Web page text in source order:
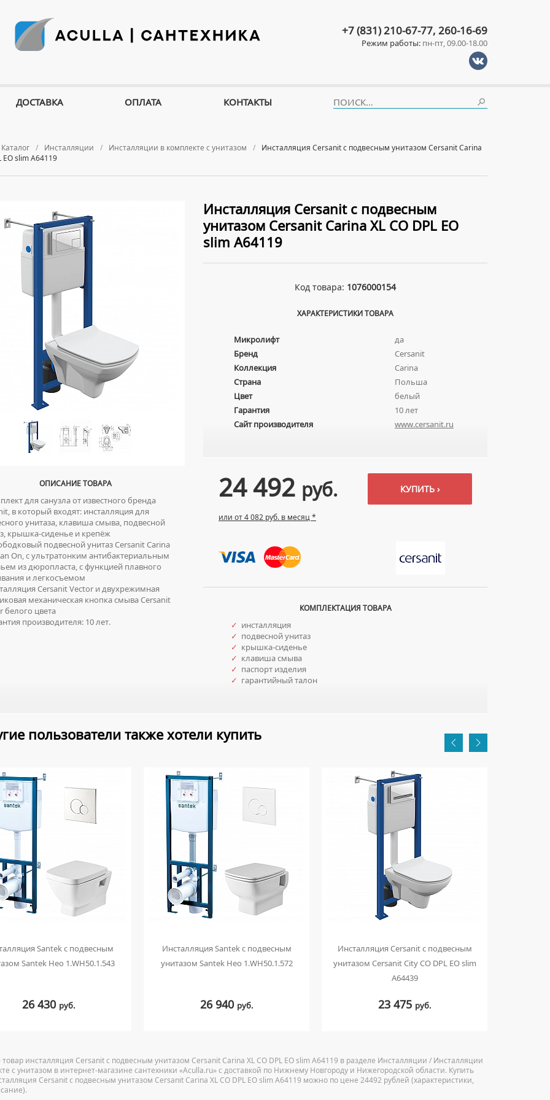
Каталог Инсталляции Инсталляции в комплекте с унитазом
Инсталляция Cersanit с подвесным унитазом Cersanit Carina
EO slim A64119
ОПИСАНИЕ ТОВАРА
для санузла от известного бренда
в который входят: инсталляция для
унитаза, клавиша смыва, подвесной
крышка-сиденье и крепёж
подвесной унитаз Cersanit Carina
On, с ультратонким антибактериальным
из дюропласта, с функцией плавного
и легкосъемом
Cersanit Vector и двухрежимная
механическая кнопка смыва Cersanit
белого цвета
производителя: 10 лет.
Инсталляция Cersanit с подвесным
унитазом Cersanit Carina XL CO DPL EO
slim A64119
Код товара: 1076000154
ХАРАКТЕРИСТИКИ ТОВАРА
Микролифт
да
Бренд
Cersanit
Коллекция
Carina
Страна
Польша
Цвет
белый
Гарантия
10 лет
Сайт производителя
www.cersanit.ru
24 492 руб.
или от 4 082 руб. в месяц *
КУПИТЬ ›
КОМПЛЕКТАЦИЯ ТОВАРА
✓ инсталляция
✓ подвесной унитаз
✓ крышка-сиденье
✓ клавиша смыва
✓ паспорт изделия
✓ гарантийный талон
пользователи также хотели купить
Santek с подвесным
Santek Нео 1.WH50.1.543
26 430 руб.
Инсталляция Santek с подвесным
унитазом Santek Нео 1.WH50.1.572
26 940 руб.
Инсталляция Cersanit с подвесным
унитазом Cersanit City CO DPL EO slim
A64439
23 475 руб.
инсталляция Cersanit с подвесным унитазом Cersanit Carina XL CO DPL EO slim A64119 в разделе Инсталляции / Инсталляции
с унитазом в интернет-магазине сантехники «Aculla.ru» с доставкой по Нижнему Новгороду и Нижегородской области. Купить
Cersanit с подвесным унитазом Cersanit Carina XL CO DPL EO slim A64119 можно по цене 24492 рублей (характеристики,
+7 (831) 210-67-77, 260-16-69
Режим работы: пн-пт, 09.00-18.00
ДОСТАВКА ОПЛАТА КОНТАКТЫ